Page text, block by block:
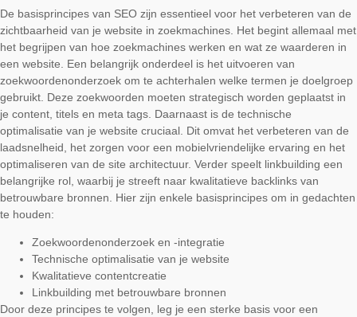
De basisprincipes van SEO zijn essentieel voor het verbeteren van de
zichtbaarheid van je website in zoekmachines. Het begint allemaal met
het begrijpen van hoe zoekmachines werken en wat ze waarderen in
een website. Een belangrijk onderdeel is het uitvoeren van
zoekwoordenonderzoek om te achterhalen welke termen je doelgroep
gebruikt. Deze zoekwoorden moeten strategisch worden geplaatst in
je content, titels en meta tags. Daarnaast is de technische
optimalisatie van je website cruciaal. Dit omvat het verbeteren van de
laadsnelheid, het zorgen voor een mobielvriendelijke ervaring en het
optimaliseren van de site architectuur. Verder speelt linkbuilding een
belangrijke rol, waarbij je streeft naar kwalitatieve backlinks van
betrouwbare bronnen. Hier zijn enkele basisprincipes om in gedachten
te houden:
Zoekwoordenonderzoek en -integratie
Technische optimalisatie van je website
Kwalitatieve contentcreatie
Linkbuilding met betrouwbare bronnen
Door deze principes te volgen, leg je een sterke basis voor een